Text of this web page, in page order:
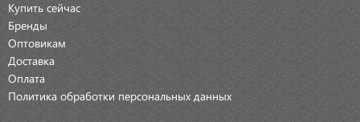
Купить сейчас
Бренды
Оптовикам
Доставка
Оплата
Политика обработки персональных данных